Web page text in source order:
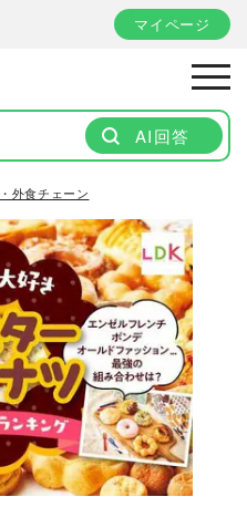
マイページ
AI回答
外食チェーン